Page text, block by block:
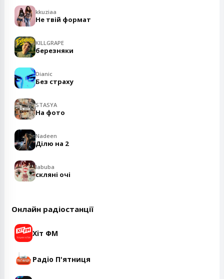
kkuziaa
Не твій формат
KILLGRAPE
березняки
Dianic
Без страху
STASYA
На фото
Nadeen
Ділю на 2
labuba
скляні очі
Онлайн радіостанції
Хіт ФМ
Радіо П'ятниця